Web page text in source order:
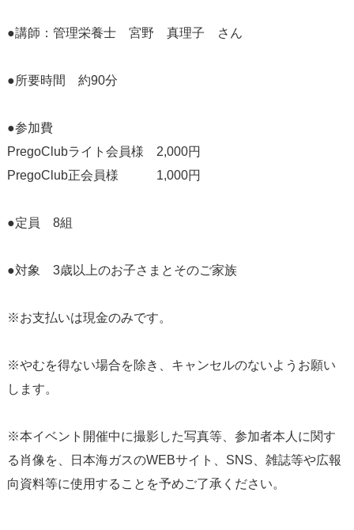
●講師：管理栄養士 宮野 真理子 さん
●所要時間 約90分
●参加費
PregoClubライト会員様 2,000円
PregoClub正会員様 1,000円
●定員 8組
●対象 3歳以上のお子さまとそのご家族
※お支払いは現金のみです。
※やむを得ない場合を除き、キャンセルのないようお願い
します。
※本イベント開催中に撮影した写真等、参加者本人に関す
る肖像を、日本海ガスのWEBサイト、SNS、雑誌等や広報
向資料等に使用することを予めご了承ください。